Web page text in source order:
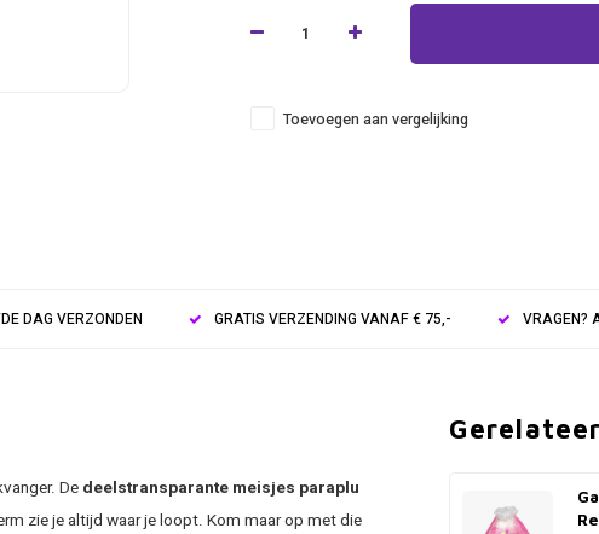
Toevoegen aan vergelijking
DAG VERZONDEN GRATIS VERZENDING VANAF € 75,- VRAGEN?
De deelstransparante meisjes paraplu
zie je altijd waar je loopt. Kom maar op met die